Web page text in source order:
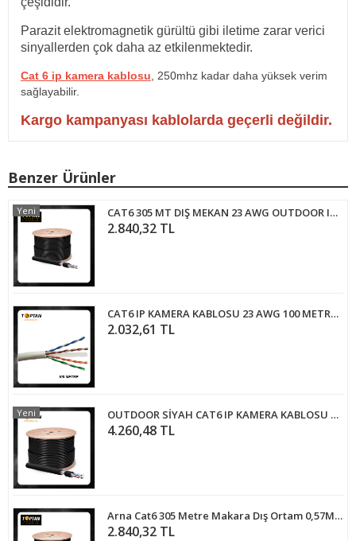
Parazit elektromagnetik gürültü gibi iletime zarar verici
sinyallerden çok daha az etkilenmektedir.
Cat 6 ip kamera kablosu , 250mhz kadar daha yüksek verim
sağlayabilir.
Kargo kampanyası kablolarda geçerli değildir.
Benzer Ürünler
CAT6 305 MT DIŞ MEKAN 23 AWG OUTDOOR IP KAMERA KABLOSU
2.840,32 TL
Yeni
CAT6 IP KAMERA KABLOSU 23 AWG 100 METRE -5629
2.032,61 TL
OUTDOOR SİYAH CAT6 IP KAMERA KABLOSU 5OO METRE MAKARA ARNA-5035
4.260,48 TL
Yeni
Arna Cat6 305 Metre Makara Dış Ortam 0,57MM Kesit Çift Ceketli Outdoor Kablo
2.840,32 TL